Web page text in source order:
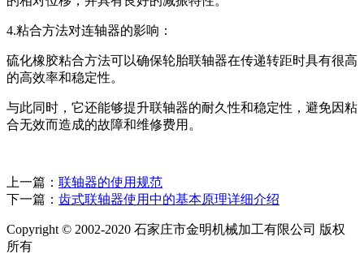
4.粘合方法对连轴器的影响：
硫化橡胶粘合方法可以确保轮胎联轴器在传递转距时具有很高
的高效率和稳定性。
与此同时，它还能够提升联轴器的耐久性和稳定性，避免因粘
合无效而造成的故障和维修费用。
上一篇： 联轴器的使用规范
下一篇： 齿式联轴器使用中的基本原理详细介绍
Copyright © 2002-2020 石家庄市金明机械加工有限公司 版权
所有